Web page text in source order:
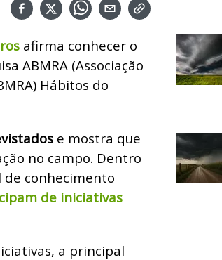
afirma conhecer o
ABMRA (Associação
Hábitos do
e mostra que
no campo. Dentro
de conhecimento
de iniciativas
a principal